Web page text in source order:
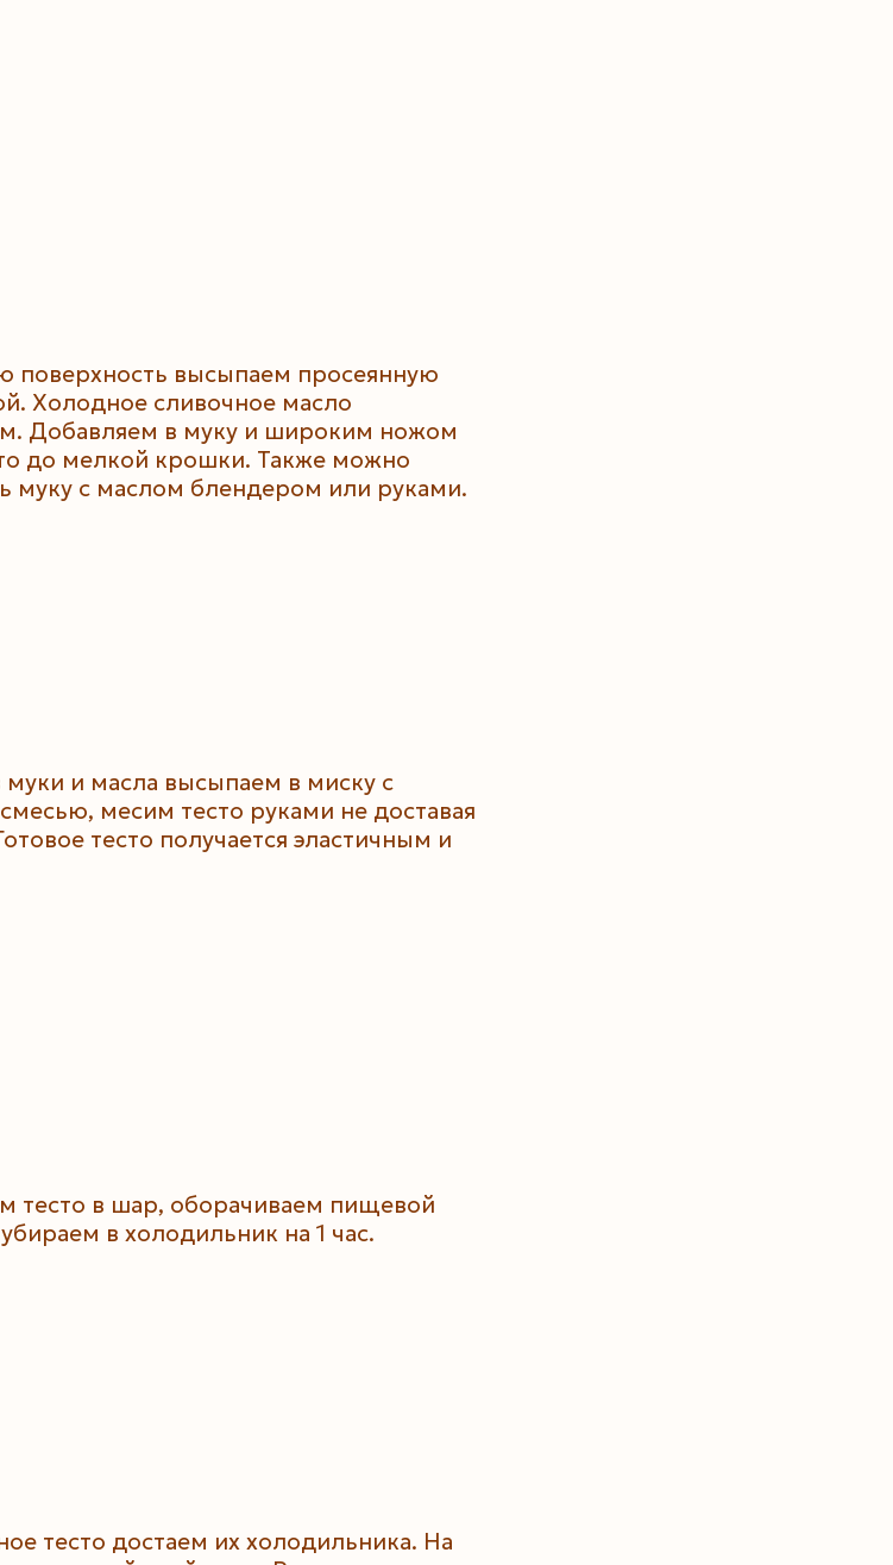
поверхность высыпаем просеянную
Холодное сливочное масло
Добавляем в муку и широким ножом
до мелкой крошки. Также можно
муку с маслом блендером или руками.
и масла высыпаем в миску с
месим тесто руками не доставая
тесто получается эластичным и
тесто в шар, оборачиваем пищевой
в холодильник на 1 час.
тесто достаем их холодильника. На